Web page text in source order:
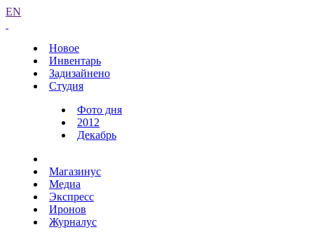
EN
Новое
Инвентарь
Задизайнено
Студия
Фото дня
2012
Декабрь
Магазинус
Медиа
Экспресс
Иронов
Журналус